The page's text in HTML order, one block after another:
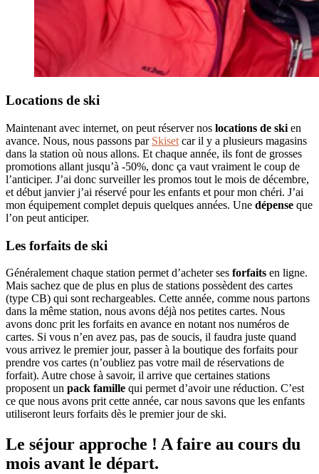
Locations de ski
Maintenant avec internet, on peut réserver nos locations de ski en
avance. Nous, nous passons par Skiset car il y a plusieurs magasins
dans la station où nous allons. Et chaque année, ils font de grosses
promotions allant jusqu’à -50%, donc ça vaut vraiment le coup de
l’anticiper. J’ai donc surveiller les promos tout le mois de décembre,
et début janvier j’ai réservé pour les enfants et pour mon chéri. J’ai
mon équipement complet depuis quelques années. Une dépense que
l’on peut anticiper.
Les forfaits de ski
Généralement chaque station permet d’acheter ses forfaits en ligne.
Mais sachez que de plus en plus de stations possèdent des cartes
(type CB) qui sont rechargeables. Cette année, comme nous partons
dans la même station, nous avons déjà nos petites cartes. Nous
avons donc prit les forfaits en avance en notant nos numéros de
cartes. Si vous n’en avez pas, pas de soucis, il faudra juste quand
vous arrivez le premier jour, passer à la boutique des forfaits pour
prendre vos cartes (n’oubliez pas votre mail de réservations de
forfait). Autre chose à savoir, il arrive que certaines stations
proposent un pack famille qui permet d’avoir une réduction. C’est
ce que nous avons prit cette année, car nous savons que les enfants
utiliseront leurs forfaits dès le premier jour de ski.
Le séjour approche ! A faire au cours du
mois avant le départ.